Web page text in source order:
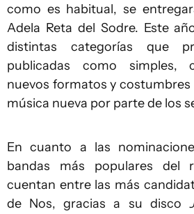
como es habitual, se
Adela Reta del Sodre. Este
distintas categorías que
publicadas como simples,
nuevos formatos y
música nueva por parte de los
En cuanto a las
bandas más populares del
cuentan entre las más
de Nos, gracias a su disco